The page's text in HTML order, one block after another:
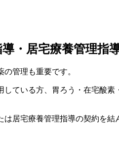
・居宅療養管理指
管理も重要です。
ている方、胃ろう・在宅酸
居宅療養管理指導の契約を